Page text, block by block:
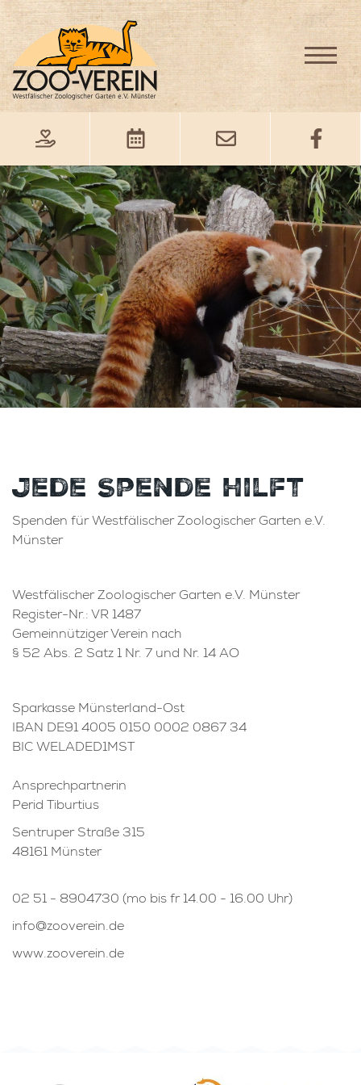
Jede Spende hilft
Spenden für Westfälischer Zoologischer Garten e.V.
Münster
Westfälischer Zoologischer Garten e.V. Münster
Register-Nr.: VR 1487
Gemeinnütziger Verein nach
§ 52 Abs. 2 Satz 1 Nr. 7 und Nr. 14 AO
Sparkasse Münsterland-Ost
IBAN DE91 4005 0150 0002 0867 34
BIC WELADED1MST
Ansprechpartnerin
Perid Tiburtius
Sentruper Straße 315
48161 Münster
02 51 - 8904730 (mo bis fr 14.00 - 16.00 Uhr)
info@zooverein.de
www.zooverein.de